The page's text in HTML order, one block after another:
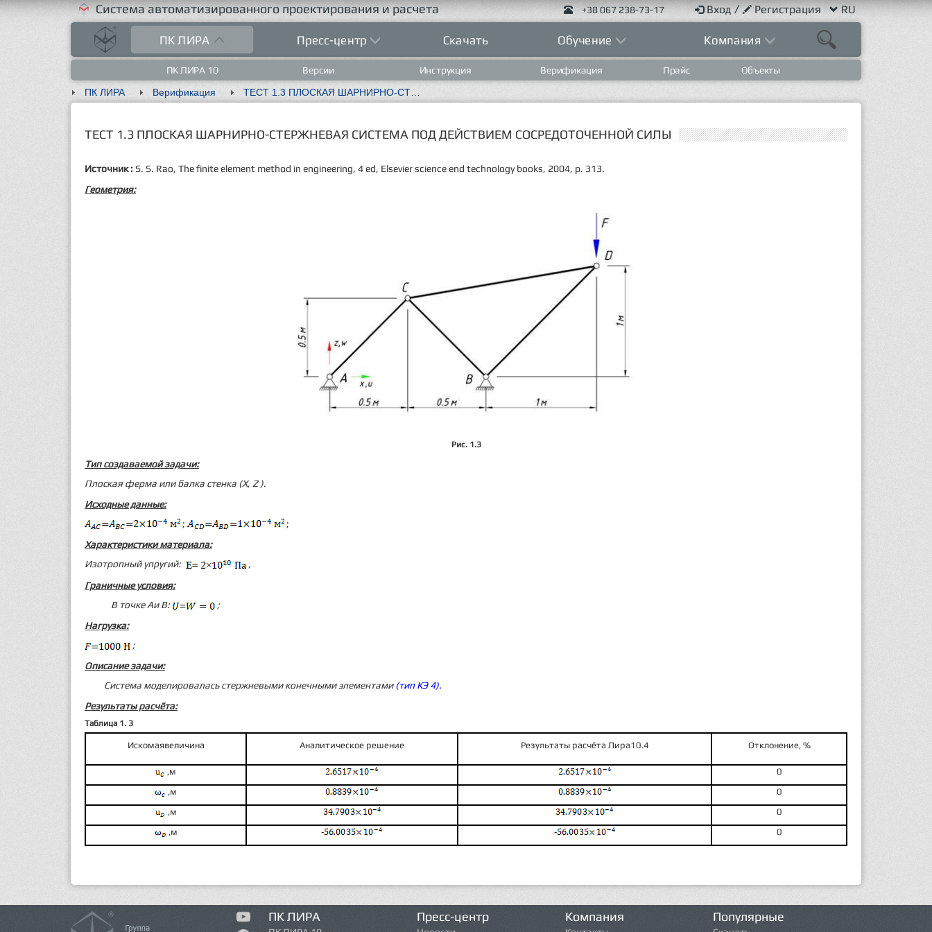
Система автоматизированного проектирования и расчета +38 067 238-73-17 Вход/ Регистрация RU
ПК ЛИРА Пресс-центр Скачать Обучение Компания
ПК ЛИРА 10 Версии Инструкция Верификация Прайс
Объекты
ПК ЛИРА
Верификация
ТЕСТ 1.3 ПЛОСКАЯ ШАРНИРНО-СТЕРЖНЕВАЯ СИСТЕМА ПОД ДЕЙСТВИЕМ СОСРЕДОТОЧЕННОЙ СИЛЫ
Источник :S. S. Rao, The finite element method in engineering, 4ed, Elsevier scienceend technology books, 2004, p. 313.
Геометрия:
Рис. 1.3
Тип создаваемой задачи:
Плоская ферма или балка стенка (X, Z ).
Исходные данные:
;
;
Характеристики материала:
Изотропный упругий:
,
Граничные условия:
В точкеАи В:
;
Нагрузка:
;
Описание задачи:
Система моделировалась стержневыми конечными элементами(тип КЭ 4).
Результаты расчёта:
Таблица 1. 3
Иско­маявеличина Аналити­ческое решение Резуль­таты расчёта Лира10.4 Откло­нение, %
,м
0
,м
0
,м
0
,м 0
ПК ЛИРА Пресс-центр Компания Популярные